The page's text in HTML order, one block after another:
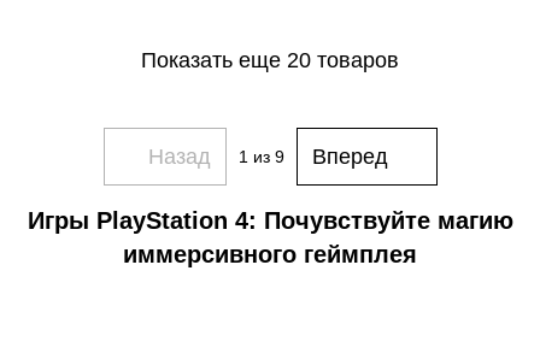
Показать еще 20 товаров
Назад 1 из 9 Вперед
Игры PlayStation 4: Почувствуйте магию
иммерсивного геймплея